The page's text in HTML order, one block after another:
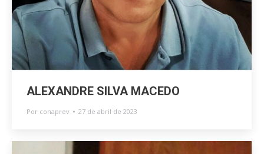
ALEXANDRE SILVA MACEDO
Por conaprev 27 de abril de 2023